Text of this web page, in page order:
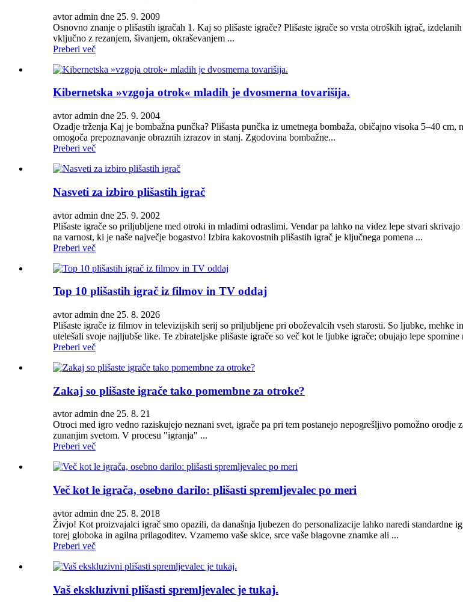
avtor admin dne 25. 9. 2009
Osnovno znanje o plišastih igračah 1. Kaj so plišaste igrače? Plišaste igrače so vrsta otroških igrač,
vključno z rezanjem, šivanjem, okraševanjem ...
Preberi več
Kibernetska »vzgoja otrok« mladih je dvosmerna tovarišija.
avtor admin dne 25. 9. 2004
Ozadje trženja Kaj je bombažna punčka? Plišasta punčka iz umetnega bombaža, običajno visoka 5–40
omogoča prepoznavanje obraznih izrazov in stanj. Zgodovina bombažne...
Preberi več
Nasveti za izbiro plišastih igrač
avtor admin dne 25. 9. 2002
Plišaste igrače so priljubljene med otroki in mladimi odraslimi. Vendar pa lahko na videz lepe stvari
na varnost, ki je naše največje bogastvo! Izbira kakovostnih plišastih igrač je ključnega pomena ...
Preberi več
Top 10 plišastih igrač iz filmov in TV oddaj
avtor admin dne 25. 8. 2026
Plišaste igrače iz filmov in televizijskih serij so priljubljene pri oboževalcih vseh starosti. So ljubke,
utelešali svoje najljubše like. Te zbirateljske plišaste igrače so več kot le ljubke igrače; obujajo lepe spomine
Preberi več
Zakaj so plišaste igrače tako pomembne za otroke?
avtor admin dne 25. 8. 21
Otroci med igro vedno raziskujejo neznani svet, igrače pa pri tem postanejo nepogrešljivo pomožno
zunanjim svetom. V procesu "igranja" ...
Preberi več
Več kot le igrača, osebno darilo: plišasti spremljevalec po meri
avtor admin dne 25. 8. 2018
Živjo! Kot proizvajalci igrač smo opazili, da današnja ljubezen do personalizacije lahko naredi standardne
torej globoka in agilna prilagoditev. Vzamemo vaše skice, srce vaše blagovne znamke ali ...
Preberi več
Vaš ekskluzivni plišasti spremljevalec je tukaj.